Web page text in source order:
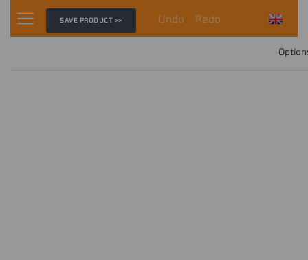
SAVE PRODUCT >> Undo Redo